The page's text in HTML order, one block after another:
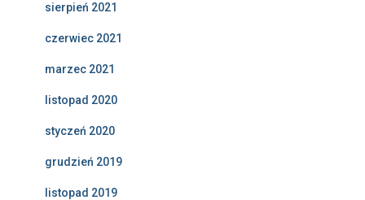
sierpień 2021
czerwiec 2021
marzec 2021
listopad 2020
styczeń 2020
grudzień 2019
listopad 2019